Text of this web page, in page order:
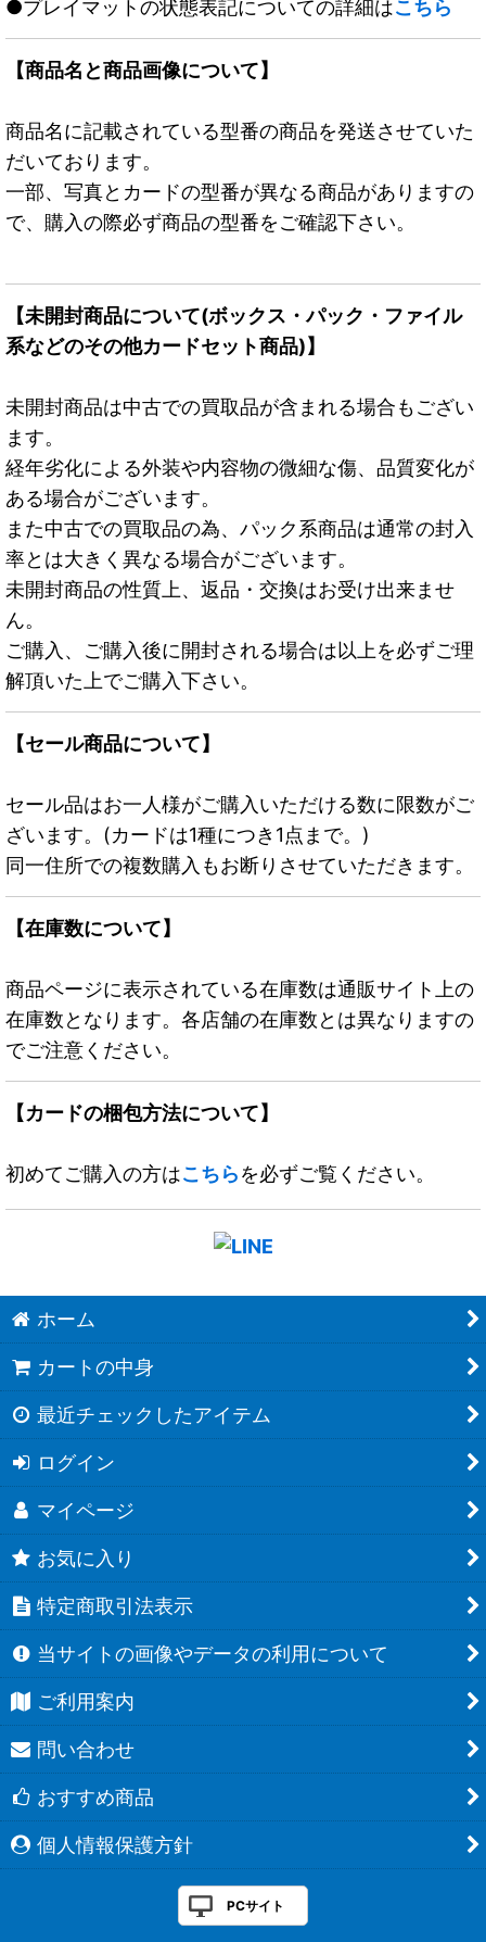
●プレイマットの状態表記についての詳細はこちら
【商品名と商品画像について】
商品名に記載されている型番の商品を発送させていた
だいております。
一部、写真とカードの型番が異なる商品がありますの
で、購入の際必ず商品の型番をご確認下さい。
【未開封商品について(ボックス・パック・ファイル
系などのその他カードセット商品)】
未開封商品は中古での買取品が含まれる場合もござい
ます。
経年劣化による外装や内容物の微細な傷、品質変化が
ある場合がございます。
また中古での買取品の為、パック系商品は通常の封入
率とは大きく異なる場合がございます。
未開封商品の性質上、返品・交換はお受け出来ませ
ん。
ご購入、ご購入後に開封される場合は以上を必ずご理
解頂いた上でご購入下さい。
【セール商品について】
セール品はお一人様がご購入いただける数に限数がご
ざいます。(カードは1種につき1点まで。)
同一住所での複数購入もお断りさせていただきます。
【在庫数について】
商品ページに表示されている在庫数は通販サイト上の
在庫数となります。各店舗の在庫数とは異なりますの
でご注意ください。
【カードの梱包方法について】
初めてご購入の方はこちらを必ずご覧ください。
ホーム
カートの中身
最近チェックしたアイテム
ログイン
マイページ
お気に入り
特定商取引法表示
当サイトの画像やデータの利用について
ご利用案内
問い合わせ
おすすめ商品
個人情報保護方針
PCサイト